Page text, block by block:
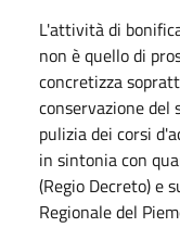
L'attività di
non è quello di
concretizza
conservazione del
pulizia dei corsi
in sintonia con
(Regio Decreto) e
Regionale del